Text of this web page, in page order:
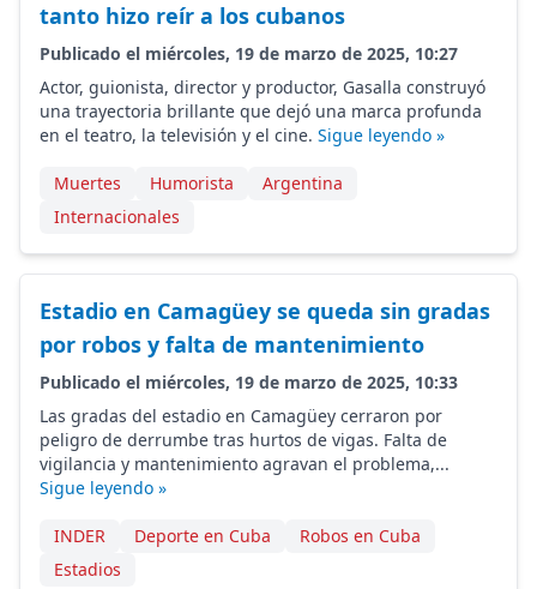
tanto hizo reír a los cubanos
Publicado el miércoles, 19 de marzo de 2025, 10:27
Actor, guionista, director y productor, Gasalla construyó
una trayectoria brillante que dejó una marca profunda
en el teatro, la televisión y el cine. Sigue leyendo »
Muertes Humorista
Argentina
Internacionales
Estadio en Camagüey se queda sin gradas
por robos y falta de mantenimiento
Publicado el miércoles, 19 de marzo de 2025, 10:33
Las gradas del estadio en Camagüey cerraron por
peligro de derrumbe tras hurtos de vigas. Falta de
vigilancia y mantenimiento agravan el problema,...
Sigue leyendo »
INDER Deporte en Cuba
Robos en Cuba
Estadios